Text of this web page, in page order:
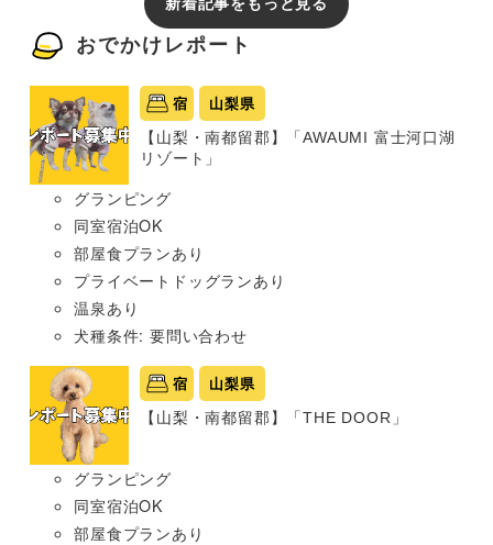
新着記事をもっと見る
おでかけレポート
宿 山梨県
【山梨・南都留郡】「AWAUMI 富士河口湖
リゾート」
グランピング
同室宿泊OK
部屋食プランあり
プライベートドッグランあり
温泉あり
犬種条件: 要問い合わせ
宿 山梨県
【山梨・南都留郡】「THE DOOR」
グランピング
同室宿泊OK
部屋食プランあり